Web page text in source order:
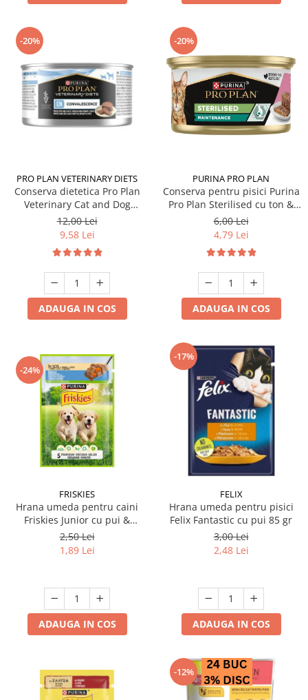
-20%
PRO PLAN VETERINARY DIETS
Conserva dietetica Pro Plan
Veterinary Cat and Dog
Convalescence 195 gr
12,00 Lei
9,58 Lei
ADAUGA IN COS
-20%
PURINA PRO PLAN
Conserva pentru pisici Purina
Pro Plan Sterilised cu ton &
somon 85 gr
6,00 Lei
4,79 Lei
ADAUGA IN COS
-24%
FRISKIES
Hrana umeda pentru caini
Friskies Junior cu pui &
mazare 85 gr
2,50 Lei
1,89 Lei
ADAUGA IN COS
-17%
FELIX
Hrana umeda pentru pisici
Felix Fantastic cu pui 85 gr
3,00 Lei
2,48 Lei
ADAUGA IN COS
-12%